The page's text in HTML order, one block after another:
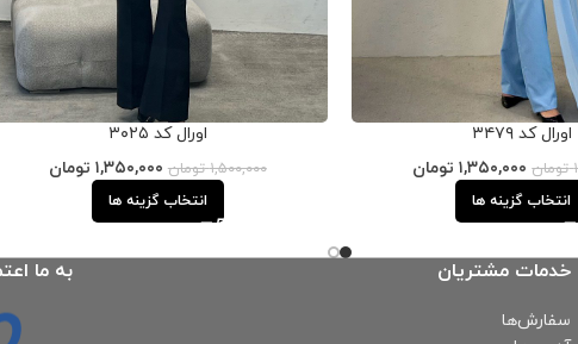
اورال کد ۳۴۷۹
تومان ۱,۳۵۰,۰۰۰ تومان
انتخاب گزینه ها
اورال کد ۳۰۲۵
۱,۵۰۰,۰۰۰ تومان ۱,۳۵۰,۰۰۰ تومان
انتخاب گزینه ها
خدمات مشتریان
سفارش‌ها
به ما